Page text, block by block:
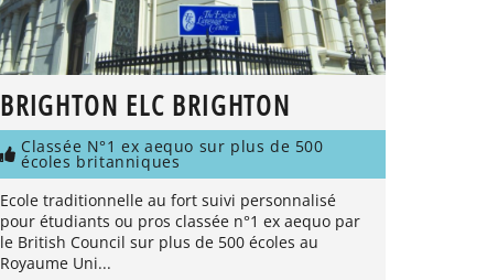
BRIGHTON ELC BRIGHTON
Classée N°1 ex aequo sur plus de 500
écoles britanniques
Ecole traditionnelle au fort suivi personnalisé
pour étudiants ou pros classée n°1 ex aequo par
le British Council sur plus de 500 écoles au
Royaume Uni...